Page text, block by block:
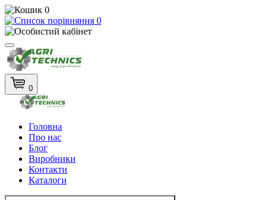
0
0
0
Головна
Про нас
Блог
Виробники
Контакти
Каталоги